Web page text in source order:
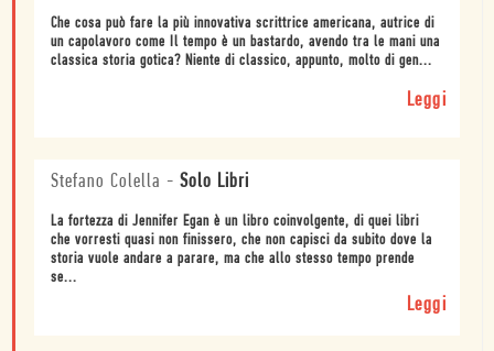
Che cosa può fare la più innovativa scrittrice americana, autrice di
un capolavoro come Il tempo è un bastardo, avendo tra le mani una
classica storia gotica? Niente di classico, appunto, molto di gen...
Leggi
Stefano Colella - Solo Libri
La fortezza di Jennifer Egan è un libro coinvolgente, di quei libri
che vorresti quasi non finissero, che non capisci da subito dove la
storia vuole andare a parare, ma che allo stesso tempo prende
se...
Leggi